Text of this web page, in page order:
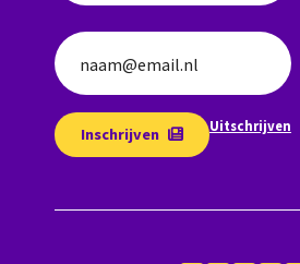
naam@email.nl
Inschrijven Uitschrijven